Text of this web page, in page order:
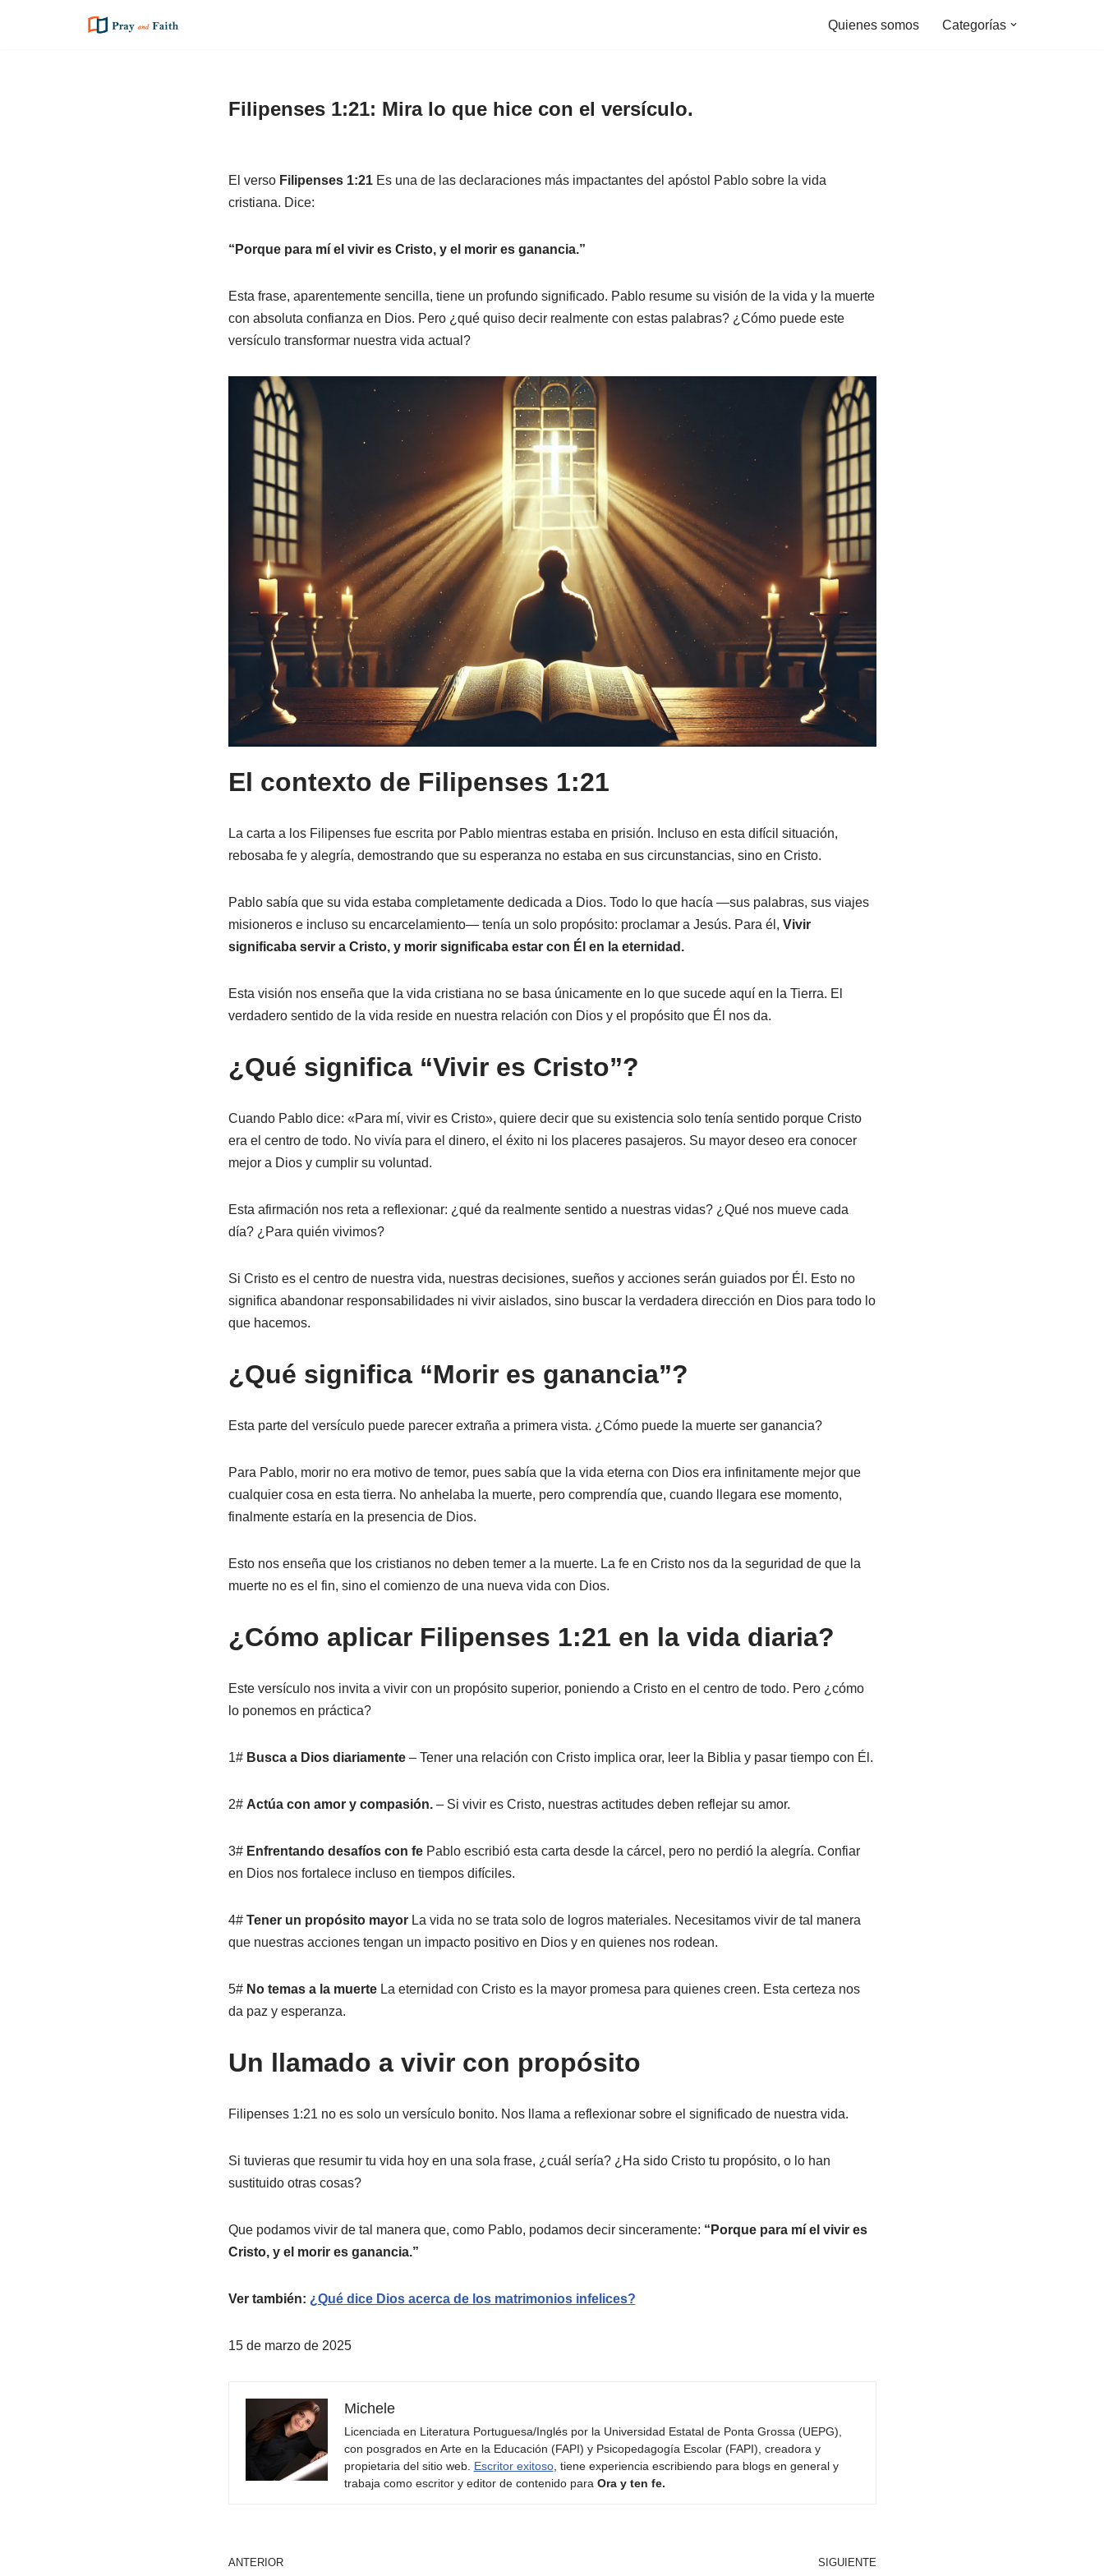
Quienes somos Categorías
Filipenses 1:21: Mira lo que hice con el versículo.
El verso Filipenses 1:21Es una de las declaraciones más impactantes del apóstol Pablo sobre la vida
cristiana. Dice:
“Porque para mí el vivir es Cristo, y el morir es ganancia.”
Esta frase, aparentemente sencilla, tiene un profundo significado. Pablo resume su visión de la vida y la muerte
con absoluta confianza en Dios. Pero ¿qué quiso decir realmente con estas palabras? ¿Cómo puede este
versículo transformar nuestra vida actual?
El contexto de Filipenses 1:21
La carta a los Filipenses fue escrita por Pablo mientras estaba en prisión. Incluso en esta difícil situación,
rebosaba fe y alegría, demostrando que su esperanza no estaba en sus circunstancias, sino en Cristo.
Pablo sabía que su vida estaba completamente dedicada a Dios. Todo lo que hacía —sus palabras, sus viajes
misioneros e incluso su encarcelamiento— tenía un solo propósito: proclamar a Jesús. Para él, Vivir
significaba servir a Cristo, y morir significaba estar con Él en la eternidad.
Esta visión nos enseña que la vida cristiana no se basa únicamente en lo que sucede aquí en la Tierra. El
verdadero sentido de la vida reside en nuestra relación con Dios y el propósito que Él nos da.
¿Qué significa “Vivir es Cristo”?
Cuando Pablo dice: «Para mí, vivir es Cristo», quiere decir que su existencia solo tenía sentido porque Cristo
era el centro de todo. No vivía para el dinero, el éxito ni los placeres pasajeros. Su mayor deseo era conocer
mejor a Dios y cumplir su voluntad.
Esta afirmación nos reta a reflexionar: ¿qué da realmente sentido a nuestras vidas? ¿Qué nos mueve cada
día? ¿Para quién vivimos?
Si Cristo es el centro de nuestra vida, nuestras decisiones, sueños y acciones serán guiados por Él. Esto no
significa abandonar responsabilidades ni vivir aislados, sino buscar la verdadera dirección en Dios para todo lo
que hacemos.
¿Qué significa “Morir es ganancia”?
Esta parte del versículo puede parecer extraña a primera vista. ¿Cómo puede la muerte ser ganancia?
Para Pablo, morir no era motivo de temor, pues sabía que la vida eterna con Dios era infinitamente mejor que
cualquier cosa en esta tierra. No anhelaba la muerte, pero comprendía que, cuando llegara ese momento,
finalmente estaría en la presencia de Dios.
Esto nos enseña que los cristianos no deben temer a la muerte. La fe en Cristo nos da la seguridad de que la
muerte no es el fin, sino el comienzo de una nueva vida con Dios.
¿Cómo aplicar Filipenses 1:21 en la vida diaria?
Este versículo nos invita a vivir con un propósito superior, poniendo a Cristo en el centro de todo. Pero ¿cómo
lo ponemos en práctica?
1# Busca a Dios diariamente– Tener una relación con Cristo implica orar, leer la Biblia y pasar tiempo con Él.
2# Actúa con amor y compasión.– Si vivir es Cristo, nuestras actitudes deben reflejar su amor.
3# Enfrentando desafíos con fePablo escribió esta carta desde la cárcel, pero no perdió la alegría. Confiar
en Dios nos fortalece incluso en tiempos difíciles.
4# Tener un propósito mayorLa vida no se trata solo de logros materiales. Necesitamos vivir de tal manera
que nuestras acciones tengan un impacto positivo en Dios y en quienes nos rodean.
5# No temas a la muerteLa eternidad con Cristo es la mayor promesa para quienes creen. Esta certeza nos
da paz y esperanza.
Un llamado a vivir con propósito
Filipenses 1:21 no es solo un versículo bonito. Nos llama a reflexionar sobre el significado de nuestra vida.
Si tuvieras que resumir tu vida hoy en una sola frase, ¿cuál sería? ¿Ha sido Cristo tu propósito, o lo han
sustituido otras cosas?
Que podamos vivir de tal manera que, como Pablo, podamos decir sinceramente: “Porque para mí el vivir es
Cristo, y el morir es ganancia.”
Ver también: ¿Qué dice Dios acerca de los matrimonios infelices?
15 de marzo de 2025
Michele
Licenciada en Literatura Portuguesa/Inglés por la Universidad Estatal de Ponta Grossa (UEPG),
con posgrados en Arte en la Educación (FAPI) y Psicopedagogía Escolar (FAPI), creadora y
propietaria del sitio web. Escritor exitoso, tiene experiencia escribiendo para blogs en general y
trabaja como escritor y editor de contenido para Ora y ten fe.
ANTERIOR SIGUIENTE